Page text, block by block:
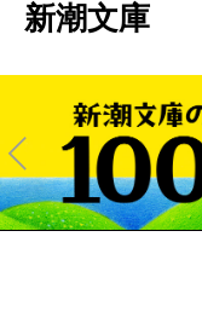
新潮文庫
Pre
v